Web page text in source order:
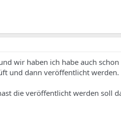
wir haben ich habe auch
und dann veröffentlicht werden.
die veröffentlicht werden soll